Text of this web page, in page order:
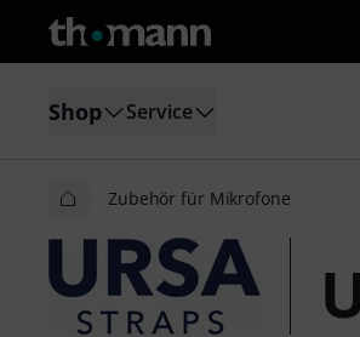
Shop Service
Zubehör für Mikrofone